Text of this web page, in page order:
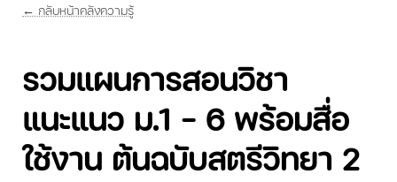
← กลับหน้าคลังความรู้
รวมแผนการสอนวิชา
แนะแนว ม.1 - 6 พร้อมสื่อ
ใช้งาน ต้นฉบับสตรีวิทยา 2